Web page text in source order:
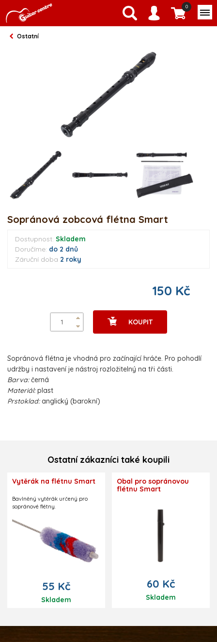
0
Ostatní
Sopránová zobcová flétna Smart
Dostupnost: Skladem
Doručíme: do 2 dnů
Záruční doba 2 roky
150 Kč
KOUPIT
Sopránová flétna je vhodná pro začínající hráče. Pro pohodlí
udržby i nastavení je nástroj rozložitelný na tři části.
Barva:černá
Materiál:plast
Prstoklad:anglický (barokní)
Ostatní zákazníci také koupili
Vytěrák na flétnu Smart
Bavlněný vytěrák určený pro
sopránové flétny.
55 Kč
Skladem
Obal pro sopránovou
flétnu Smart
60 Kč
Skladem